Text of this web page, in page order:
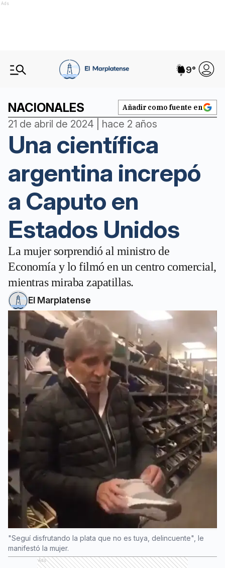
Ads
9°
NACIONALES Añadir como fuente en
21 de abril de 2024 | hace 2 años
Una científica
argentina increpó
a Caputo en
Estados Unidos
La mujer sorprendió al ministro de
Economía y lo filmó en un centro comercial,
mientras miraba zapatillas.
El Marplatense
"Seguí disfrutando la plata que no es tuya, delincuente", le
manifestó la mujer.
Ads